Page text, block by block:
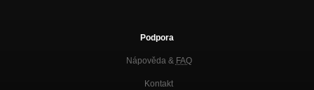
Podpora
Nápověda & FAQ
Kontakt